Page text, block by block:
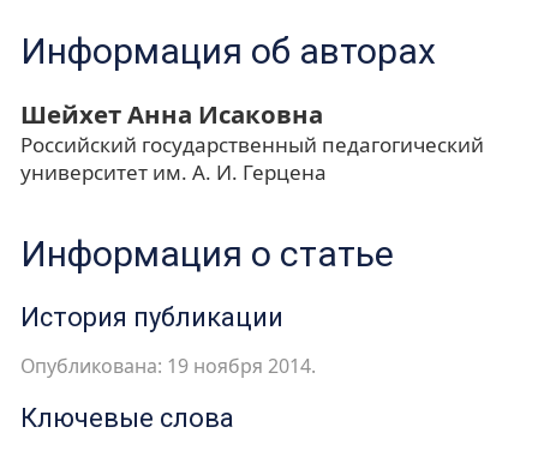
Информация об авторах
Шейхет Анна Исаковна
Российский государственный педагогический
университет им. А. И. Герцена
Информация о статье
История публикации
Опубликована: 19 ноября 2014.
Ключевые слова